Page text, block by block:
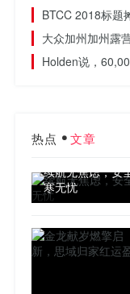
BTCC 2018标题
大众加州加州露
Holden说，
热点 文章
续航无焦虑，安
寒无忧